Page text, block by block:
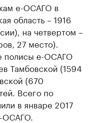
е-ОСАГО в
область – 1916
на четвертом –
27 место).
полисы е-ОСАГО
Тамбовской (1594
(670
Всего по
в январе 2017
ОСАГО.